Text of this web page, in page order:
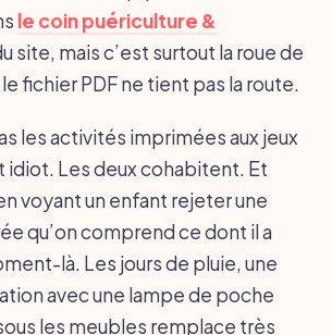
le coin puériculture &
site, mais c’est surtout la roue de
fichier PDF ne tient pas la route.
les activités imprimées aux jeux
idiot. Les deux cohabitent. Et
voyant un enfant rejeter une
qu’on comprend ce dont il a
là. Les jours de pluie, une
avec une lampe de poche
les meubles remplace très